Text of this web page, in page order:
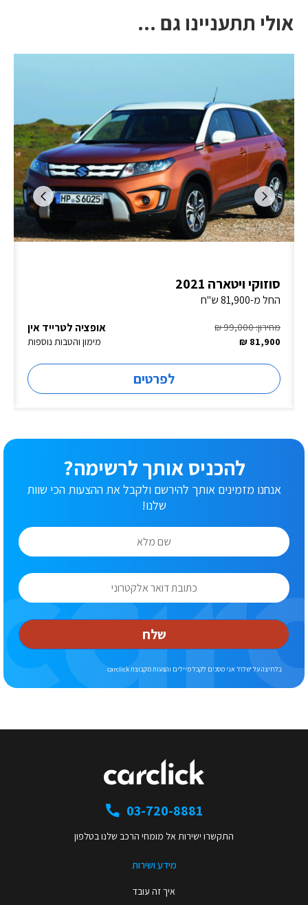
אולי תתעניינו גם ...
סוזוקי ויטארה 2021
החל מ-81,900 ש"ח
אופציה לטרייד אין
מחירון: 99,000 ₪
מימון והטבות נוספות
81,900 ₪
לפרטים
להכניס אותך לרשימה?
אנחנו מזמינים אותך להירשם ולקבל את ההצעות הכי שוות
שלנו!
שלח
בלחיצה על ‘שלח’ אני מסכים לקבל מיילים והצעות מקבוצת carclick
מידע ושירות
איך זה עובד
03-720-8881
התקשרו ישירות אל מומחי הרכב שלנו בטלפון